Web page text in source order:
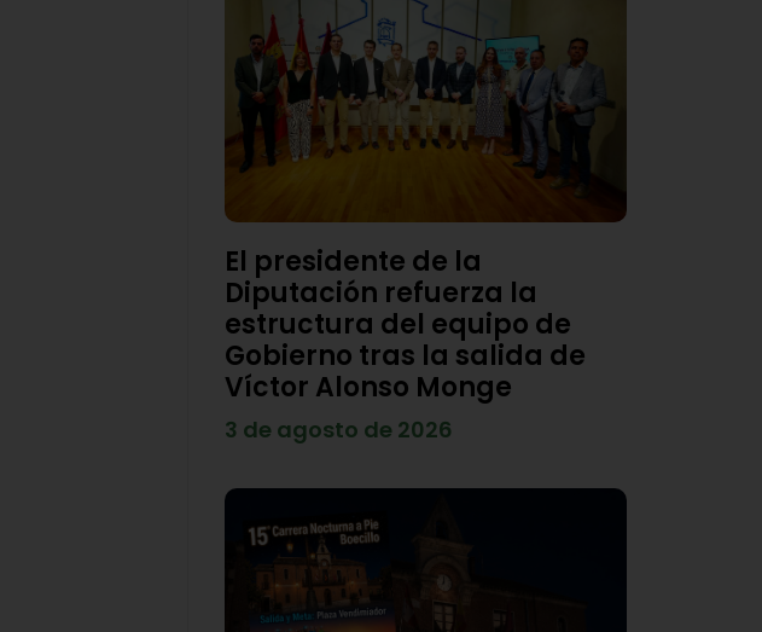
El presidente de la
Diputación refuerza la
estructura del equipo de
Gobierno tras la salida de
Víctor Alonso Monge
3 de agosto de 2026